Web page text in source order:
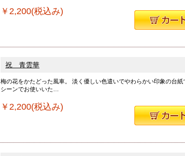
￥2,200(税込み)
祝 青雲華
梅の花をかたどった風車。 淡く優しい色遣いでやわらかい印象の台紙
シーンでお使いいた…
￥2,200(税込み)